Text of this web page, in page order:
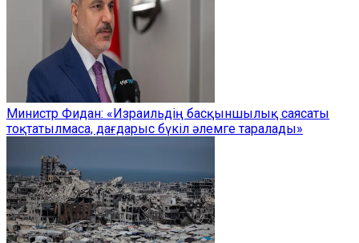
Министр Фидан: «Израильдің басқыншылық саясаты
тоқтатылмаса, дағдарыс бүкіл әлемге таралады»